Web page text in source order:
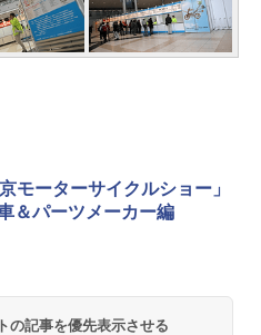
モーターサイクルショー」
＆パーツメーカー編
の記事を優先表示させる